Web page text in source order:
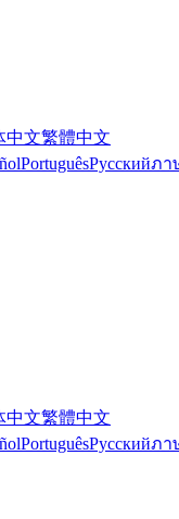
中文繁體中文
PortuguêsРусскийภา
中文繁體中文
PortuguêsРусскийภา